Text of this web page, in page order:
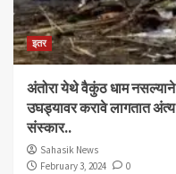
इतर
अंतोरा येथे वैकुंठ धाम नसल्याने
उघड्यावर करावे लागतात अंत्य
संस्कार..
Sahasik News
February 3, 2024
0